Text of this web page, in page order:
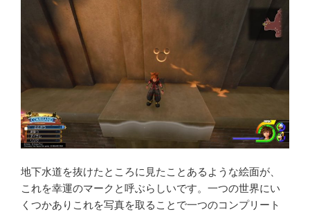
地下水道を抜けたところに見たことあるような絵面が、
これを幸運のマークと呼ぶらしいです。一つの世界にい
くつかありこれを写真を取ることで一つのコンプリート